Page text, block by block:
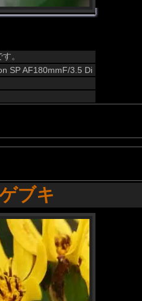
。
SP AF180mmF/3.5 Di
ブキ